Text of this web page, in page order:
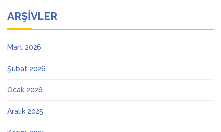
ARŞIVLER
Mart 2026
Şubat 2026
Ocak 2026
Aralık 2025